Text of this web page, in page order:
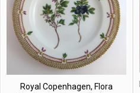
Royal Copenhagen, Flora